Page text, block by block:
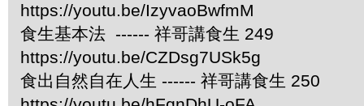
https://youtu.be/IzyvaoBwfmM
食生基本法 ------ 祥哥講食生 249
https://youtu.be/CZDsg7USk5g
食出自然自在人生 ------ 祥哥講食生 250